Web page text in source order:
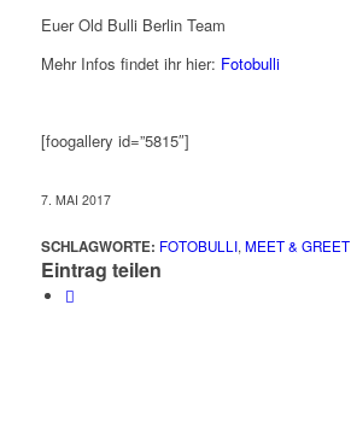
Euer Old Bulli Berlin Team
Mehr Infos findet ihr hier: Fotobulli
[foogallery id=”5815″]
7. MAI 2017
SCHLAGWORTE: FOTOBULLI,MEET & GREET
Eintrag teilen